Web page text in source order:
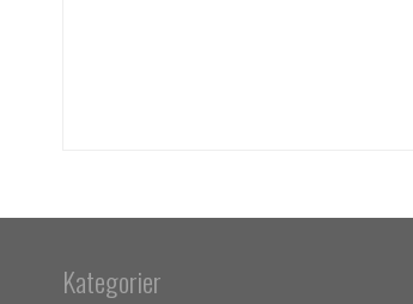
Kategorier